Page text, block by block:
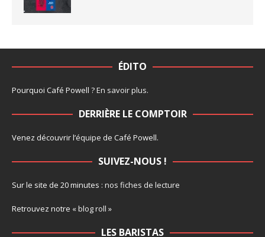
ÉDITO
Pourquoi Café Powell ?En savoir plus.
DERRIÈRE LE COMPTOIR
Venez découvrir l’équipe de Café Powell.
SUIVEZ-NOUS !
Sur le site de 20 minutes : nos fiches de lecture
Retrouvez notre « blog roll »
LES BARISTAS